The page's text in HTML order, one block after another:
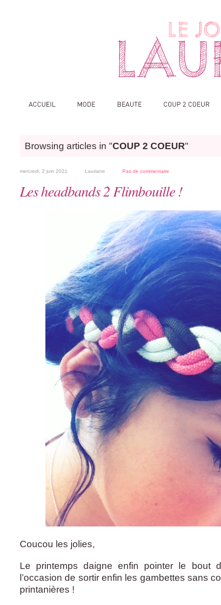
Browsing articles in "COUP 2 COEUR"
mercredi, 2 juin 2021 Lauriane Pas de commentaire
Les headbands 2 Flimbouille !
Coucou les jolies,
Le printemps daigne enfin pointer le bout
l’occasion de sortir enfin les gambettes sans
printanières !